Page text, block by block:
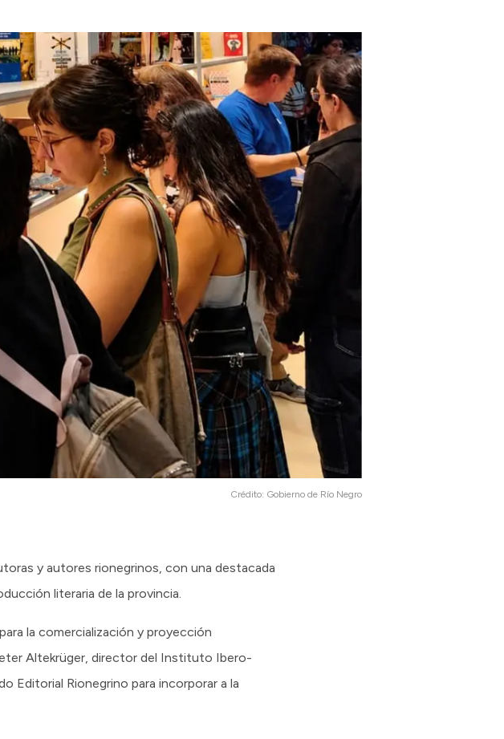
Crédito: Gobierno de Río Negro
y autores rionegrinos, con una destacada
literaria de la provincia.
la comercialización y proyección
Altekrüger, director del Instituto Ibero-
Editorial Rionegrino para incorporar a la